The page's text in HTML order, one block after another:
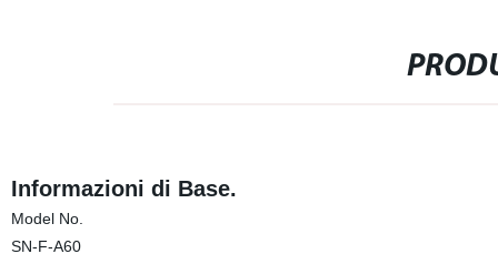
Informazioni di Base.
Model No.
SN-F-A60